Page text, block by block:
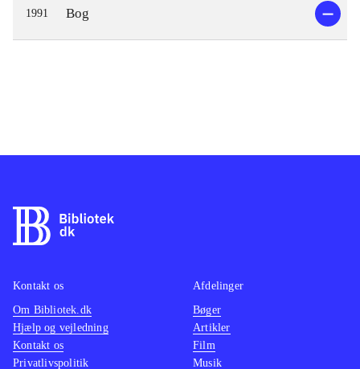
1991 Bog
Kontakt os
Om Bibliotek.dk
Hjælp og vejledning
Kontakt os
Privatlivspolitik
Afdelinger
Bøger
Artikler
Film
Musik